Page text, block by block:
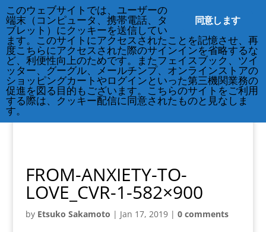
212-677-8621
info@crsny.org
FROM-ANXIETY-TO-
LOVE_CVR-1-582×900
by Etsuko Sakamoto | Jan 17, 2019| 0 comments
同意します
このウェブサイトでは、ユーザーの
端末（コンピュータ、携帯電話、タ
ブレット）にクッキーを送信してい
ます。このサイトにアクセスされたことを記憶させ、再
度こちらにアクセスされた際のサインインを省略するな
ど、利便性向上のためです。またフェイスブック、ツイ
ッター、グーグル、メールチンプ、オンラインストアの
ショッピングカートやログインといった第三機関業務の
促進を図る目的もございます。こちらのサイトをご利用
する際は、クッキー配信に同意されたものと見なしま
す。